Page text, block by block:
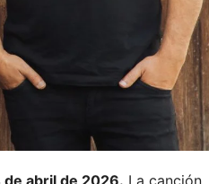
de abril de 2026. La canción